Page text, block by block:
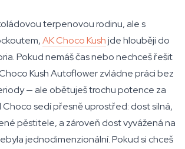
terpenovou rodinu, ale s
AK Choco Kushjde hlouběji do
Pokud nemáš čas nebo nechceš řešit
Kush Autoflower zvládne práci bez
— ale obětuješ trochu potence za
sedí přesně uprostřed: dost silná,
pěstitele, a zároveň dost vyvážená na
jednodimenzionální. Pokud si chceš